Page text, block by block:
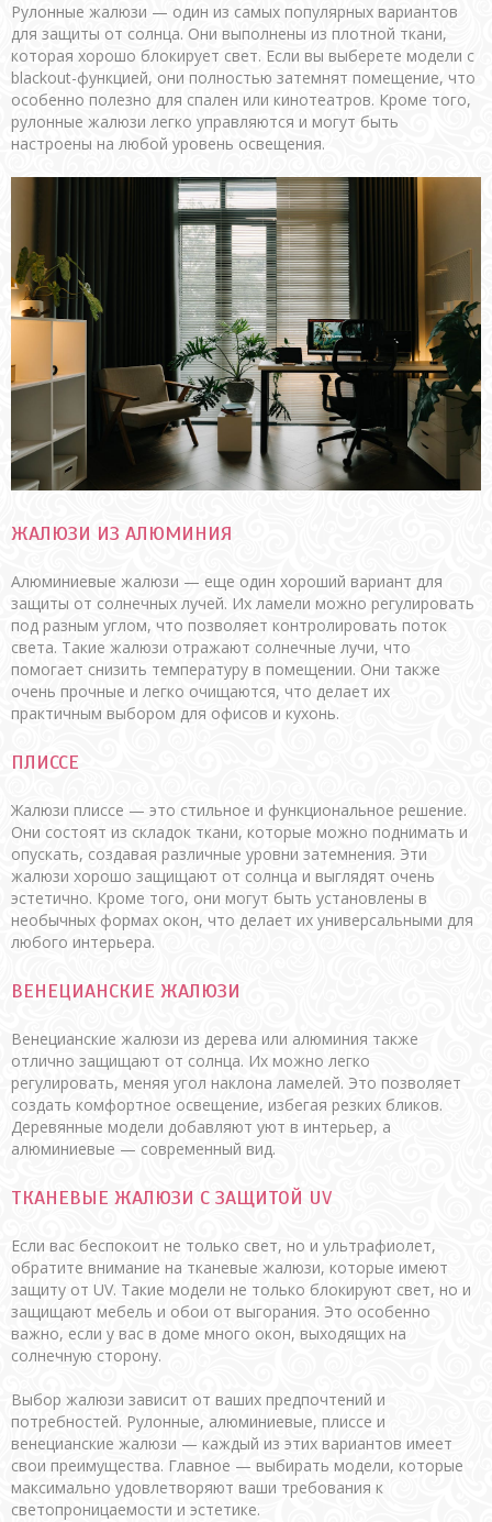
Рулонные жалюзи — один из самых популярных вариантов
для защиты от солнца. Они выполнены из плотной ткани,
которая хорошо блокирует свет. Если вы выберете модели с
blackout-функцией, они полностью затемнят помещение, что
особенно полезно для спален или кинотеатров. Кроме того,
рулонные жалюзи легко управляются и могут быть
настроены на любой уровень освещения.
ЖАЛЮЗИ ИЗ АЛЮМИНИЯ
Алюминиевые жалюзи — еще один хороший вариант для
защиты от солнечных лучей. Их ламели можно регулировать
под разным углом, что позволяет контролировать поток
света. Такие жалюзи отражают солнечные лучи, что
помогает снизить температуру в помещении. Они также
очень прочные и легко очищаются, что делает их
практичным выбором для офисов и кухонь.
ПЛИССЕ
Жалюзи плиссе — это стильное и функциональное решение.
Они состоят из складок ткани, которые можно поднимать и
опускать, создавая различные уровни затемнения. Эти
жалюзи хорошо защищают от солнца и выглядят очень
эстетично. Кроме того, они могут быть установлены в
необычных формах окон, что делает их универсальными для
любого интерьера.
ВЕНЕЦИАНСКИЕ ЖАЛЮЗИ
Венецианские жалюзи из дерева или алюминия также
отлично защищают от солнца. Их можно легко
регулировать, меняя угол наклона ламелей. Это позволяет
создать комфортное освещение, избегая резких бликов.
Деревянные модели добавляют уют в интерьер, а
алюминиевые — современный вид.
ТКАНЕВЫЕ ЖАЛЮЗИ С ЗАЩИТОЙ UV
Если вас беспокоит не только свет, но и ультрафиолет,
обратите внимание на тканевые жалюзи, которые имеют
защиту от UV. Такие модели не только блокируют свет, но и
защищают мебель и обои от выгорания. Это особенно
важно, если у вас в доме много окон, выходящих на
солнечную сторону.
Выбор жалюзи зависит от ваших предпочтений и
потребностей. Рулонные, алюминиевые, плиссе и
венецианские жалюзи — каждый из этих вариантов имеет
свои преимущества. Главное — выбирать модели, которые
максимально удовлетворяют ваши требования к
светопроницаемости и эстетике.